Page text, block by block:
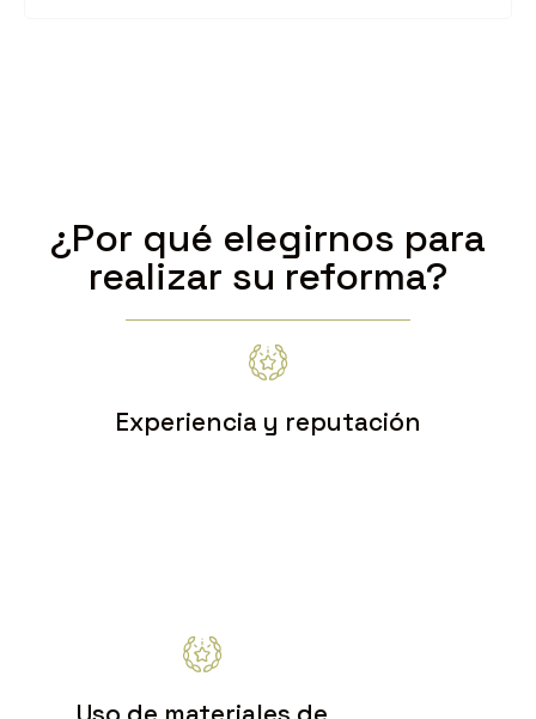
¿Por qué elegirnos para
realizar su reforma?
Experiencia y reputación